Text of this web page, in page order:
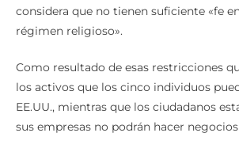
considera que no tienen suficiente «fe
régimen religioso».
Como resultado de esas restricciones
los activos que los cinco individuos
EE.UU., mientras que los ciudadanos
sus empresas no podrán hacer